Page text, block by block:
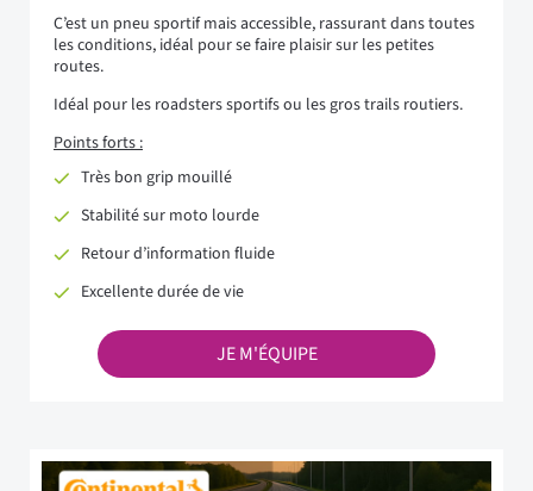
C’est un pneu sportif mais accessible, rassurant dans toutes
les conditions, idéal pour se faire plaisir sur les petites
routes.
Idéal pour les roadsters sportifs ou les gros trails routiers.
Points forts :
Très bon grip mouillé
Stabilité sur moto lourde
Retour d’information fluide
Excellente durée de vie
JE M'ÉQUIPE